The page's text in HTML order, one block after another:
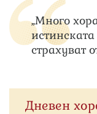
„Много
истинската
страхуват
Дневен